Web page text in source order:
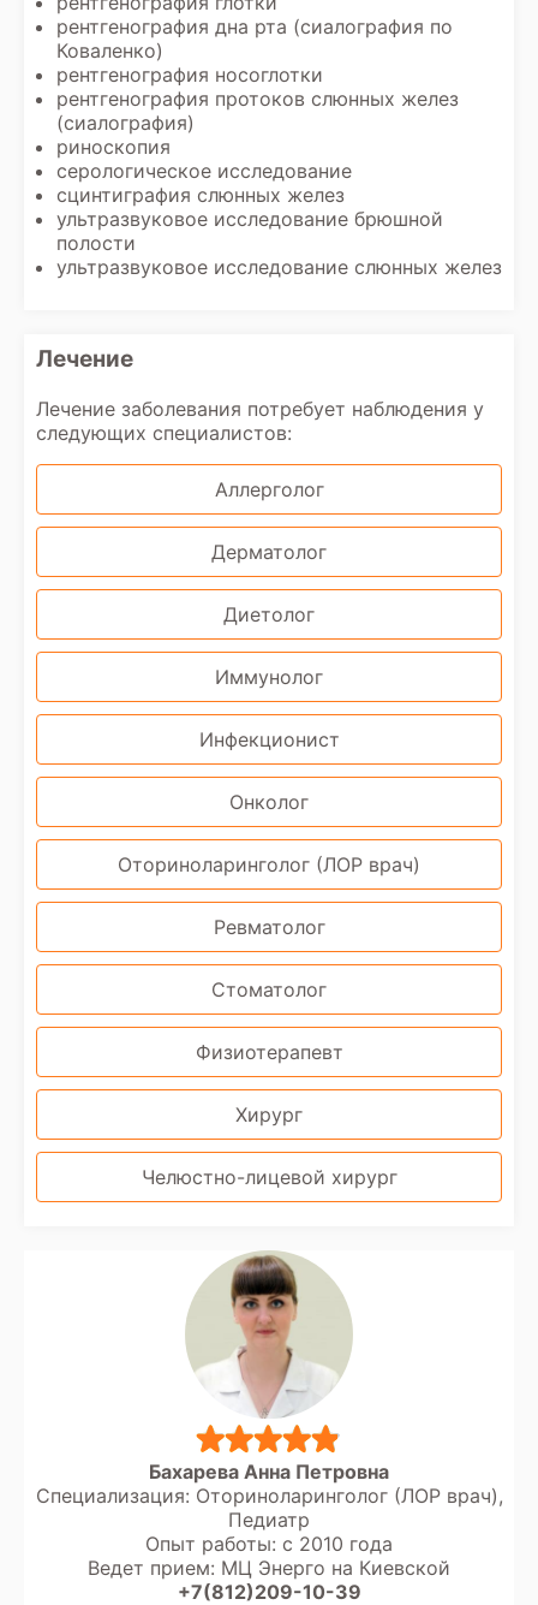
рентгенография дна рта (сиалография по
Коваленко)
рентгенография носоглотки
рентгенография протоков слюнных желез
(сиалография)
риноскопия
серологическое исследование
сцинтиграфия слюнных желез
ультразвуковое исследование брюшной
полости
ультразвуковое исследование слюнных желез
Лечение
Лечение заболевания потребует наблюдения у
следующих специалистов:
Аллерголог
Дерматолог
Диетолог
Иммунолог
Инфекционист
Онколог
Оториноларинголог (ЛОР врач)
Ревматолог
Стоматолог
Физиотерапевт
Хирург
Челюстно-лицевой хирург
Бахарева Анна Петровна
Специализация: Оториноларинголог (ЛОР врач),
Педиатр
Опыт работы: с 2010 года
Ведет прием: МЦ Энерго на Киевской
+7(812)209-10-39